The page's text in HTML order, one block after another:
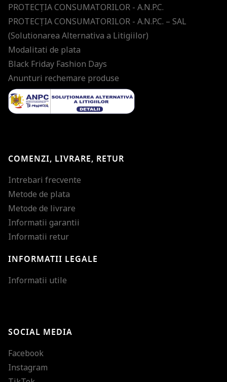
PROTECŢIA CONSUMATORILOR - A.N.P.C.
PROTECŢIA CONSUMATORILOR - A.N.P.C. – SAL
(Solutionarea Alternativa a Litigiilor)
Modalitati de plata
Black Friday Fashion Days
Anunturi rechemare produse
COMENZI, LIVRARE, RETUR
Intrebari frecvente
Metode de plata
Metode de livrare
Informatii garantii
Informatii retur
INFORMATII LEGALE
Informatii utile
SOCIAL MEDIA
Facebook
Instagram